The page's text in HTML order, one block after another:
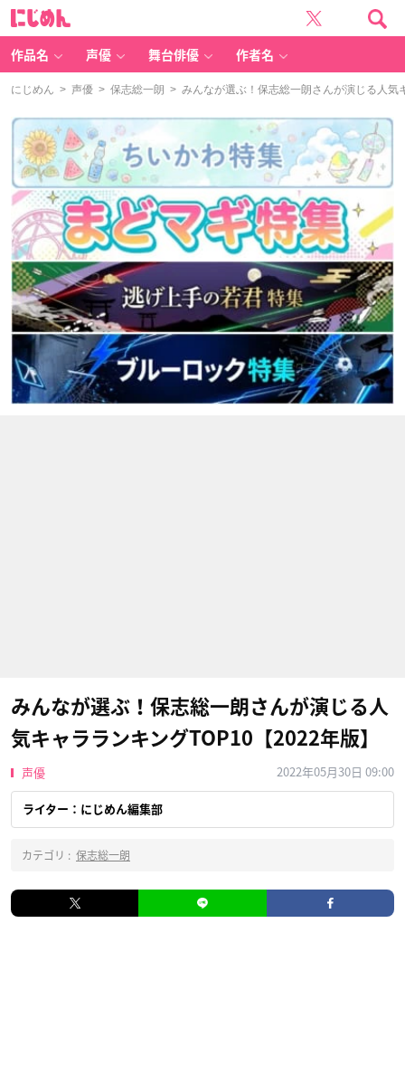
作品名 声優 舞台俳優 作者名
にじめん > 声優 > 保志総一朗 > みんなが選ぶ！保志総一朗さんが演じる人気
みんなが選ぶ！保志総一朗さんが演じる人
気キャラランキングTOP10【2022年版】
声優 2022年05月30日 09:00
ライター：にじめん編集部
カテゴリ : 保志総一朗